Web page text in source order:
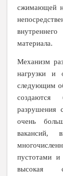
сжимающей
материала.
Механизм
нагрузки и
следующим
создаются
разрушения
очень
вакансий,
пустотами и
высокая